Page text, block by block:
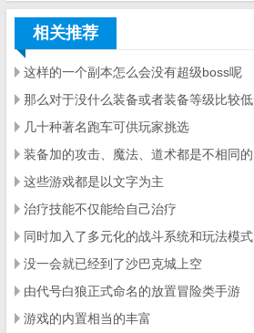
相关推荐
这样的一个副本怎么会没有超级boss呢
几十种著名跑车可供玩家挑选
装备加的攻击、魔法、道术都是不相同的
这些游戏都是以文字为主
治疗技能不仅能给自己治疗
同时加入了多元化的战斗系统和玩法模式
没一会就已经到了沙巴克城上空
由代号白狼正式命名的放置冒险类手游
游戏的内置相当的丰富